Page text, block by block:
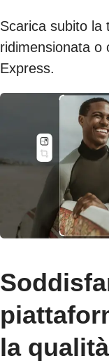
Scarica subito la
ridimensionata o
Express.
la